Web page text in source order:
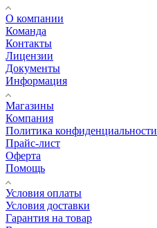
О компании
Команда
Контакты
Лицензии
Документы
Информация
Магазины
Компания
Политика конфиденциальности
Прайс-лист
Оферта
Помощь
Условия оплаты
Условия доставки
Гарантия на товар